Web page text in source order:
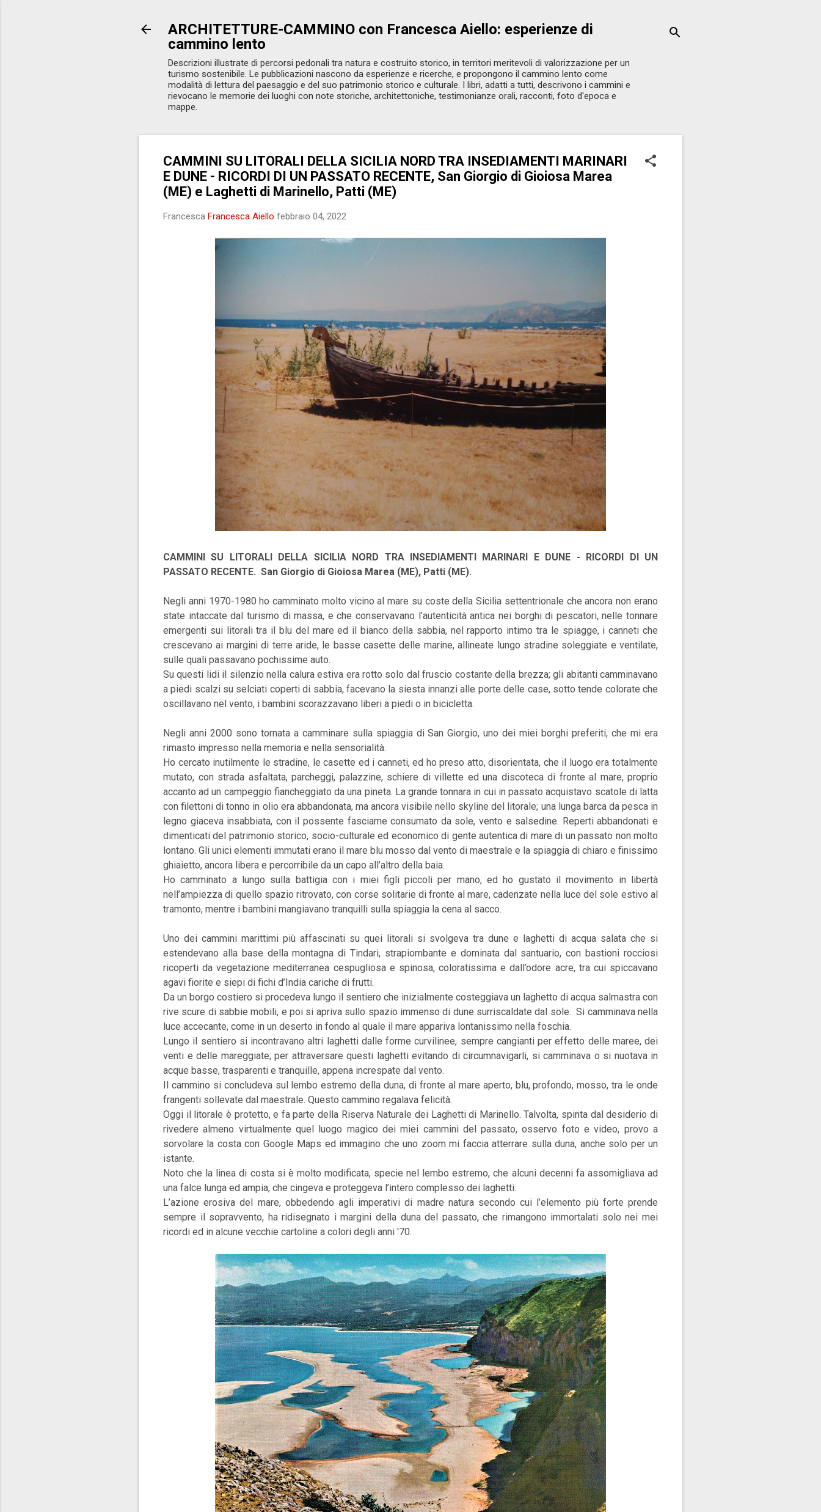
ARCHITETTURE-CAMMINO con Francesca Aiello: esperienze di
cammino lento
Descrizioni illustrate di percorsi pedonali tra natura e costruito storico, in territori meritevoli di valorizzazione per un
turismo sostenibile. Le pubblicazioni nascono da esperienze e ricerche, e propongono il cammino lento come
modalità di lettura del paesaggio e del suo patrimonio storico e culturale. I libri, adatti a tutti, descrivono i cammini e
rievocano le memorie dei luoghi con note storiche, architettoniche, testimonianze orali, racconti, foto d'epoca e
mappe.
CAMMINI SU LITORALI DELLA SICILIA NORD TRA INSEDIAMENTI MARINARI
E DUNE - RICORDI DI UN PASSATO RECENTE, San Giorgio di Gioiosa Marea
(ME) e Laghetti di Marinello, Patti (ME)
Francesca Francesca Aiello febbraio 04, 2022
CAMMINI SU LITORALI DELLA SICILIA NORD TRA INSEDIAMENTI MARINARI E DUNE - RICORDI DI UN
PASSATO RECENTE. San Giorgio di Gioiosa Marea (ME), Patti (ME).
Negli anni 1970-1980 ho camminato molto vicino al mare su coste della Sicilia settentrionale che ancora non erano
state intaccate dal turismo di massa, e che conservavano l’autenticità antica nei borghi di pescatori, nelle tonnare
emergenti sui litorali tra il blu del mare ed il bianco della sabbia, nel rapporto intimo tra le spiagge, i canneti che
crescevano ai margini di terre aride, le basse casette delle marine, allineate lungo stradine soleggiate e ventilate,
sulle quali passavano pochissime auto.
Su questi lidi il silenzio nella calura estiva era rotto solo dal fruscio costante della brezza; gli abitanti camminavano
a piedi scalzi su selciati coperti di sabbia, facevano la siesta innanzi alle porte delle case, sotto tende colorate che
oscillavano nel vento, i bambini scorazzavano liberi a piedi o in bicicletta.
Negli anni 2000 sono tornata a camminare sulla spiaggia di San Giorgio, uno dei miei borghi preferiti, che mi era
rimasto impresso nella memoria e nella sensorialità.
Ho cercato inutilmente le stradine, le casette ed i canneti, ed ho preso atto, disorientata, che il luogo era totalmente
mutato, con strada asfaltata, parcheggi, palazzine, schiere di villette ed una discoteca di fronte al mare, proprio
accanto ad un campeggio fiancheggiato da una pineta. La grande tonnara in cui in passato acquistavo scatole di latta
con filettoni di tonno in olio era abbandonata, ma ancora visibile nello skyline del litorale; una lunga barca da pesca in
legno giaceva insabbiata, con il possente fasciame consumato da sole, vento e salsedine. Reperti abbandonati e
dimenticati del patrimonio storico, socio-culturale ed economico di gente autentica di mare di un passato non molto
lontano. Gli unici elementi immutati erano il mare blu mosso dal vento di maestrale e la spiaggia di chiaro e finissimo
ghiaietto, ancora libera e percorribile da un capo all’altro della baia.
Ho camminato a lungo sulla battigia con i miei figli piccoli per mano, ed ho gustato il movimento in libertà
nell’ampiezza di quello spazio ritrovato, con corse solitarie di fronte al mare, cadenzate nella luce del sole estivo al
tramonto, mentre i bambini mangiavano tranquilli sulla spiaggia la cena al sacco.
Uno dei cammini marittimi più affascinati su quei litorali si svolgeva tra dune e laghetti di acqua salata che si
estendevano alla base della montagna di Tindari, strapiombante e dominata dal santuario, con bastioni rocciosi
ricoperti da vegetazione mediterranea cespugliosa e spinosa, coloratissima e dall’odore acre, tra cui spiccavano
agavi fiorite e siepi di fichi d’India cariche di frutti.
Da un borgo costiero si procedeva lungo il sentiero che inizialmente costeggiava un laghetto di acqua salmastra con
rive scure di sabbie mobili, e poi si apriva sullo spazio immenso di dune surriscaldate dal sole.Si camminava nella
luce accecante, come in un deserto in fondo al quale il mare appariva lontanissimo nella foschia.
Lungo il sentiero si incontravano altri laghetti dalle forme curvilinee, sempre cangianti per effetto delle maree, dei
venti e delle mareggiate; per attraversare questi laghetti evitando di circumnavigarli, si camminava o si nuotava in
acque basse, trasparenti e tranquille, appena increspate dal vento.
Il cammino si concludeva sul lembo estremo della duna, di fronte al mare aperto, blu, profondo, mosso, tra le onde
frangenti sollevate dal maestrale. Questo cammino regalava felicità.
Oggi il litorale è protetto, e fa parte della Riserva Naturale dei Laghetti di Marinello. Talvolta, spinta dal desiderio di
rivedere almeno virtualmente quel luogo magico dei miei cammini del passato, osservo foto e video, provo a
sorvolare la costa con Google Maps ed immagino che uno zoom mi faccia atterrare sulla duna, anche solo per un
istante.
Noto che la linea di costa si è molto modificata, specie nel lembo estremo, che alcuni decenni fa assomigliava ad
una falce lunga ed ampia, che cingeva e proteggeva l’intero complesso dei laghetti.
L’azione erosiva del mare, obbedendo agli imperativi di madre natura secondo cui l’elemento più forte prende
sempre il sopravvento, ha ridisegnato i margini della duna del passato, che rimangono immortalati solo nei mei
ricordi ed in alcune vecchie cartoline a colori degli anni '70.